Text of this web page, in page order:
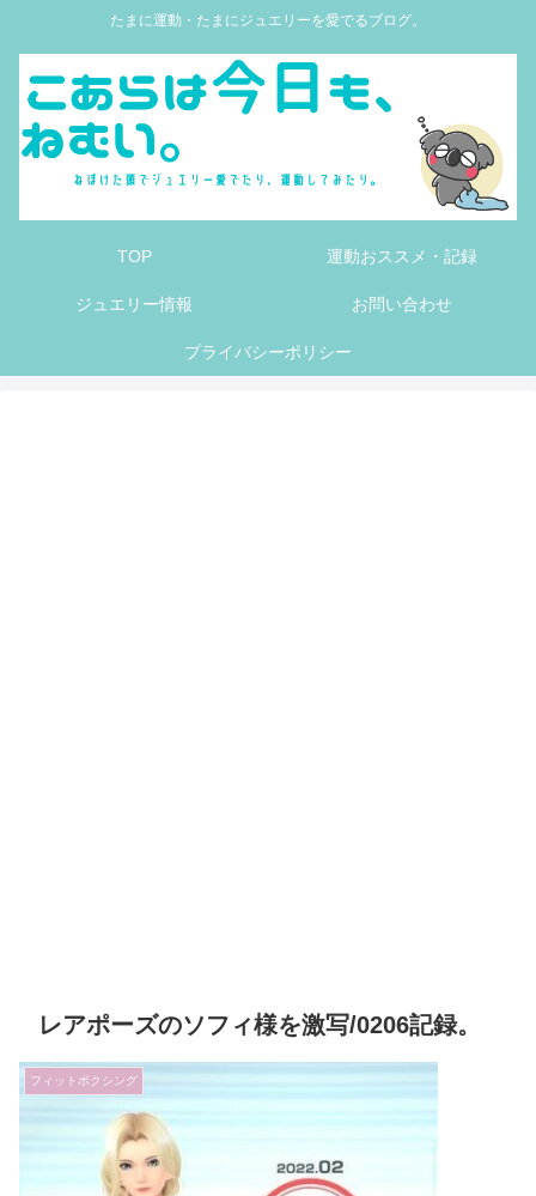
たまに運動・たまにジュエリーを愛でるブログ。
TOP 運動おススメ・記録
ジュエリー情報 お問い合わせ
プライバシーポリシー
レアポーズのソフィ様を激写/0206記録。
フィットボクシング